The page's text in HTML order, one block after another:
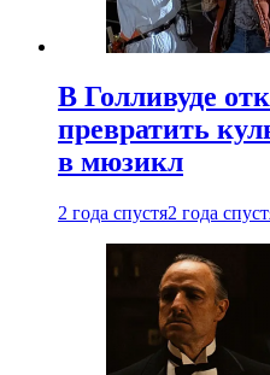
В Голливуде
превратить
в мюзикл
2 года спустя2 года